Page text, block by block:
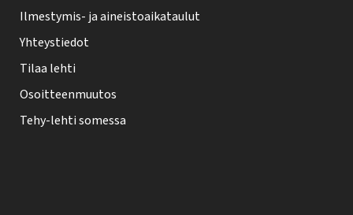
Ilmestymis- ja aineistoaikataulut
Yhteystiedot
Tilaa lehti
Osoitteenmuutos
Tehy-lehti somessa